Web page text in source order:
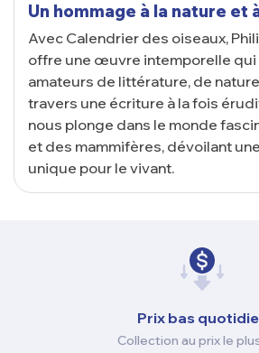
Un hommage à la nature et
Avec Calendrier des oiseaux,
offre une œuvre intemporelle qui
amateurs de littérature, de
travers une écriture à la fois
nous plonge dans le monde
et des mammifères, dévoilant
unique pour le vivant.
Prix ​​bas
Collection au prix le